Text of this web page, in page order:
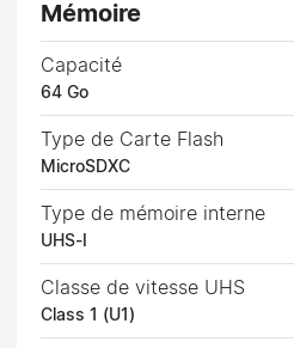
Mémoire
Capacité
64 Go
Type de Carte Flash
MicroSDXC
Type de mémoire interne
UHS-I
Classe de vitesse UHS
Class 1 (U1)